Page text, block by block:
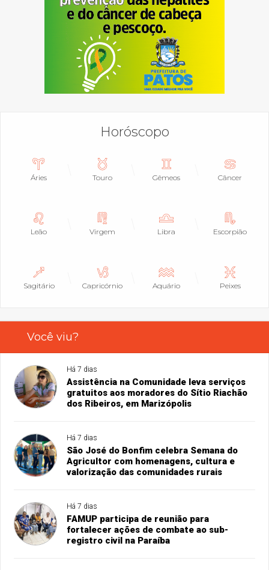
Horóscopo
Áries Touro Gêmeos Câncer
Leão Virgem Libra Escorpião
Sagitário Capricórnio Aquário Peixes
Você viu?
Há 7 dias
Assistência na Comunidade leva serviços
gratuitos aos moradores do Sítio Riachão
dos Ribeiros, em Marizópolis
Há 7 dias
São José do Bonfim celebra Semana do
Agricultor com homenagens, cultura e
valorização das comunidades rurais
Há 7 dias
FAMUP participa de reunião para
fortalecer ações de combate ao sub-
registro civil na Paraíba